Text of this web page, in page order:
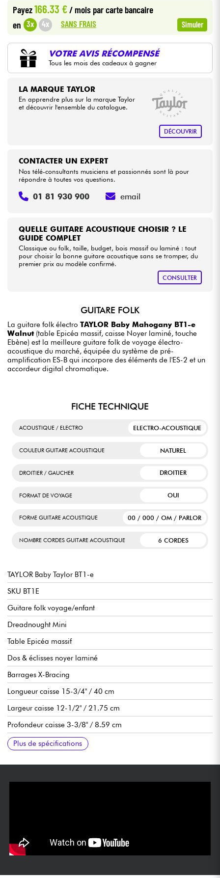
Câbles & Access.
Packs
Voir nos marques
Payez166.33 €/ mois par carte bancaire
en 3x 4x SANS FRAIS Simuler
VOTRE AVIS RÉCOMPENSÉ
Tous les mois des cadeaux à gagner
LA MARQUE TAYLOR
En apprendre plus sur la marque Taylor
et découvrir l'ensemble du catalogue.
DÉCOUVRIR
QUELLE GUITARE ACOUSTIQUE CHOISIR ? LE
GUIDE COMPLET
Classique ou folk, taille, budget, bois massif ou laminé : tout
pour choisir la bonne guitare acoustique sans se tromper, du
premier prix au modèle confirmé.
CONSULTER
CONTACTER UN EXPERT
Nos télé-consultants musiciens et passionnés sont là pour
répondre à toutes vos questions.
01 81 930 900 email
GUITARE FOLK
La guitare folk électro TAYLOR Baby Mahogany BT1-e
Walnut (table Epicéa massif, caisse Noyer laminé, touche
Ebène) est la meilleure guitare folk de voyage électro-
acoustique du marché, équipée du système de pré-
amplification ES-B qui incorpore des éléments de l'ES-2 et un
accordeur digital chromatique.
FICHE TECHNIQUE
ACOUSTIQUE / ELECTRO ELECTRO-ACOUSTIQUE
COULEUR GUITARE ACOUSTIQUE NATUREL
DROITIER / GAUCHER DROITIER
FORMAT DE VOYAGE OUI
FORME GUITARE ACOUSTIQUE 00 / 000 / OM / PARLOR
NOMBRE CORDES GUITARE ACOUSTIQUE 6 CORDES
TAYLOR Baby Taylor BT1-e
SKU BT1E
Guitare folk voyage/enfant
Dreadnought Mini
Table Epicéa massif
Dos & éclisses noyer laminé
Barrages X-Bracing
Longueur caisse 15-3/4" / 40 cm
Largeur caisse 12-1/2" / 21.75 cm
Profondeur caisse 3-3/8" / 8.59 cm
Manche Sapele
Touche Ebène, 19 frettes
Diapason 22-3/4"
Largeur manche 1er frette 1-11/16" / 4.29 cm
Pré-ampli Taylor Expression System Baby
Sillets NuBone
Mécaniques Taylor bain d'huile
Finition satin
Livrée en housse Taylor
Tirants de cordes recommandé Light
Plus de spécifications